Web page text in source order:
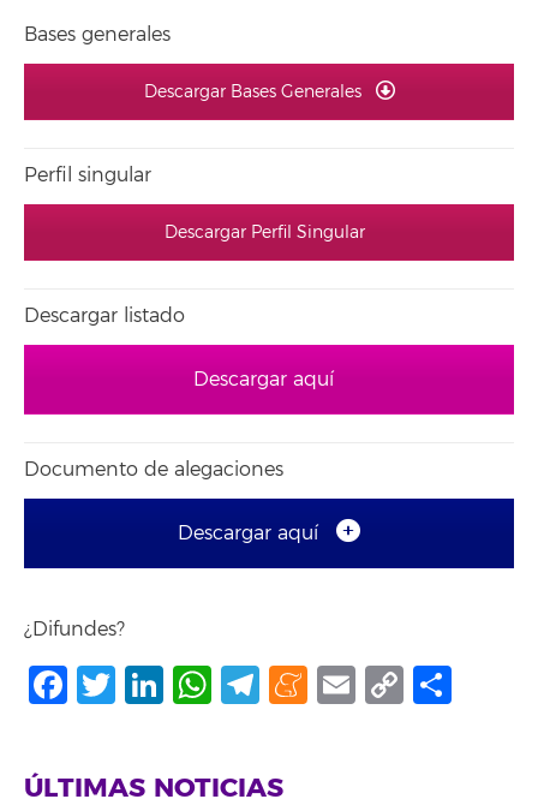
Bases generales
Descargar Bases Generales
Perfil singular
Descargar Perfil Singular
Descargar listado
Descargar aquí
Documento de alegaciones
Descargar aquí
¿Difundes?
Facebook
Twitter
LinkedIn
WhatsApp
Telegram
Meneame
Email
Copy
ÚLTIMAS NOTICIAS